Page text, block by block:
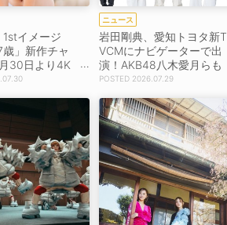
イメージ
歳」新作チャ
30日より4K
タート！
ニュース
岩田剛典、愛知トヨタ新T
VCMにナビゲーターで出
演！AKB48八木愛月らも
集結
2026.07.29